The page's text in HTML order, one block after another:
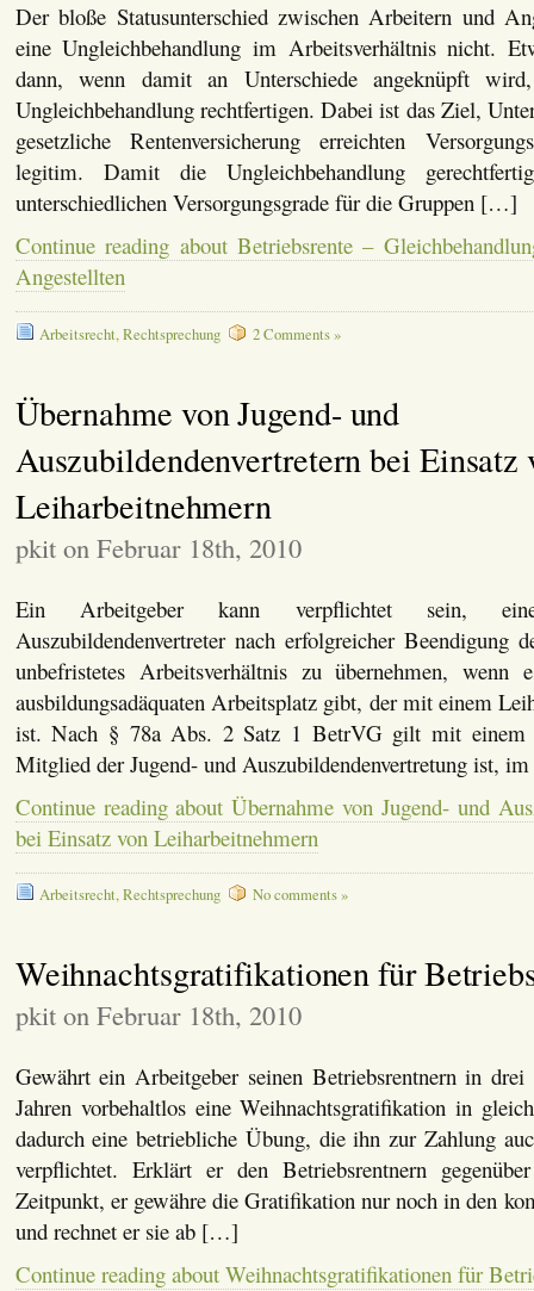
Der bloße Statusunterschied zwischen Arbeitern und
eine Ungleichbehandlung im Arbeitsverhältnis nicht.
dann, wenn damit an Unterschiede angeknüpft
Ungleichbehandlung rechtfertigen. Dabei ist das Ziel,
gesetzliche Rentenversicherung erreichten
legitim. Damit die Ungleichbehandlung
unterschiedlichen Versorgungsgrade für die Gruppen […]
Continue reading about Betriebsrente –
Angestellten
Arbeitsrecht,Rechtsprechung 2 Comments »
Übernahme von Jugend- und
Auszubildendenvertretern bei Einsatz
Leiharbeitnehmern
pkit on Februar 18th, 2010
Ein Arbeitgeber kann verpflichtet sein,
Auszubildendenvertreter nach erfolgreicher Beendigung
unbefristetes Arbeitsverhältnis zu übernehmen,
ausbildungsadäquaten Arbeitsplatz gibt, der mit einem
ist. Nach § 78a Abs. 2 Satz 1 BetrVG gilt mit einem
Mitglied der Jugend- und Auszubildendenvertretung ist,
Continue reading about Übernahme von Jugend- und
bei Einsatz von Leiharbeitnehmern
Arbeitsrecht,Rechtsprechung No comments »
Weihnachtsgratifikationen für
pkit on Februar 18th, 2010
Gewährt ein Arbeitgeber seinen Betriebsrentnern in drei
Jahren vorbehaltlos eine Weihnachtsgratifikation in
dadurch eine betriebliche Übung, die ihn zur Zahlung
verpflichtet. Erklärt er den Betriebsrentnern
Zeitpunkt, er gewähre die Gratifikation nur noch in den
und rechnet er sie ab […]
Continue reading about Weihnachtsgratifikationen für